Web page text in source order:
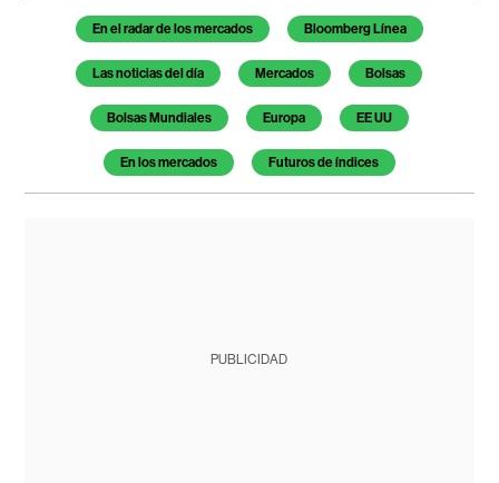
Temas de este artículo
En el radar de los mercados Bloomberg Línea
Las noticias del día Mercados Bolsas
Bolsas Mundiales Europa EE UU
En los mercados Futuros de índices
PUBLICIDAD